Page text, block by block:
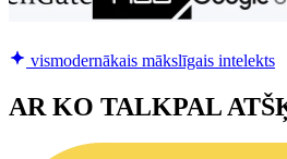
vismodernākais mākslīgais intelekts
AR KO TALKPAL